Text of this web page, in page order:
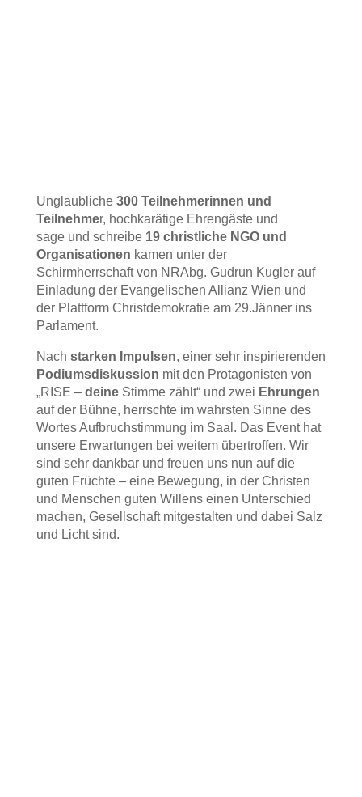
Unglaubliche 300 Teilnehmerinnen und
Teilnehmer, hochkarätige Ehrengäste und
sage und schreibe 19 christliche NGO und
Organisationen kamen unter der
Schirmherrschaft von NRAbg. Gudrun Kugler auf
Einladung der Evangelischen Allianz Wien und
der Plattform Christdemokratie am 29.Jänner ins
Parlament.
Nach starken Impulsen, einer sehr inspirierenden
Podiumsdiskussion mit den Protagonisten von
„RISE – deineStimme zählt“ und zwei Ehrungen
auf der Bühne, herrschte im wahrsten Sinne des
Wortes Aufbruchstimmung im Saal. Das Event hat
unsere Erwartungen bei weitem übertroffen. Wir
sind sehr dankbar und freuen uns nun auf die
guten Früchte – eine Bewegung, in der Christen
und Menschen guten Willens einen Unterschied
machen, Gesellschaft mitgestalten und dabei Salz
und Licht sind.